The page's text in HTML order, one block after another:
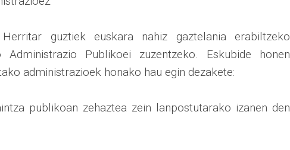
guztiek euskara nahiz gaztelania erabiltzeko
Publikoei zuzentzeko. Eskubide honen
administrazioek honako hau egin dezakete:
publikoan zehaztea zein lanpostutarako izanen den